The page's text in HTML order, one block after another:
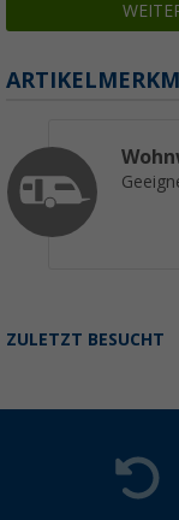
ZULETZT BESUCHT